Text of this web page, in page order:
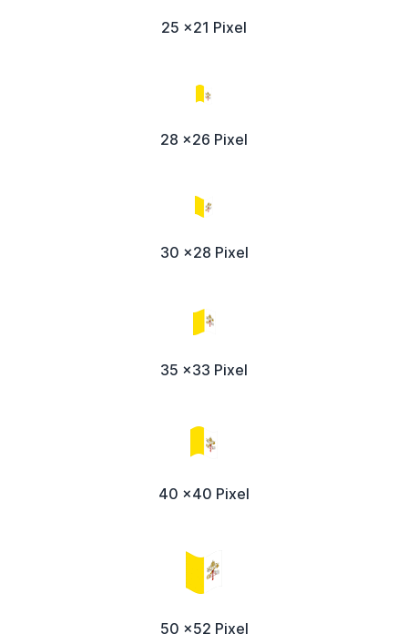
25 x21 Pixel
28 x26 Pixel
30 x28 Pixel
35 x33 Pixel
40 x40 Pixel
50 x52 Pixel